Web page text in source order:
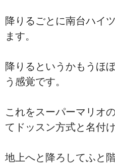
降りるごとに南台ハイ
ます。
降りるというかもうほ
う感覚です。
これをスーパーマリオ
てドッスン方式と名付
地上へと降ろしてふと